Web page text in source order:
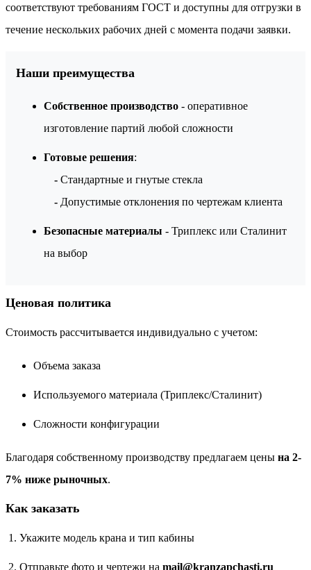
соответствуют требованиям ГОСТ и доступны для отгрузки в
течение нескольких рабочих дней с момента подачи заявки.
Наши преимущества
Собственное производство - оперативное
изготовление партий любой сложности
Готовые решения:
- Стандартные и гнутые стекла
- Допустимые отклонения по чертежам клиента
Безопасные материалы - Триплекс или Сталинит
на выбор
Ценовая политика
Стоимость рассчитывается индивидуально с учетом:
Объема заказа
Используемого материала (Триплекс/Сталинит)
Сложности конфигурации
Благодаря собственному производству предлагаем цены на 2-
7% ниже рыночных.
Как заказать
Укажите модель крана и тип кабины
Отправьте фото и чертежи на mail@kranzapchasti.ru